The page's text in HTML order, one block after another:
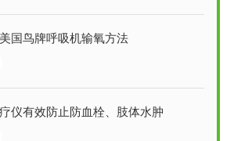
国鸟牌呼吸机输氧方法
仪有效防止防血栓、肢体水肿